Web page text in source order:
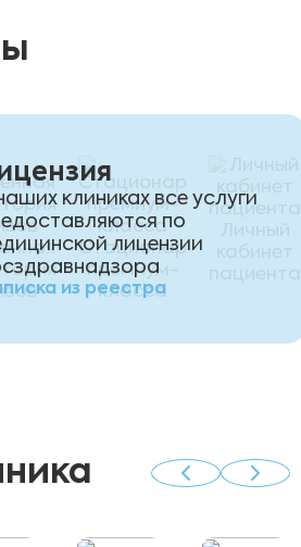
Стационар
премиум-
класса
клиниках все услуги
по
лицензии
из реестра